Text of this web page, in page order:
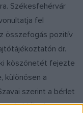
Székesfehérvár
fel
összefogás pozitív
dr.
köszönetét fejezte
különösen a
szerint a bérlet
olyan